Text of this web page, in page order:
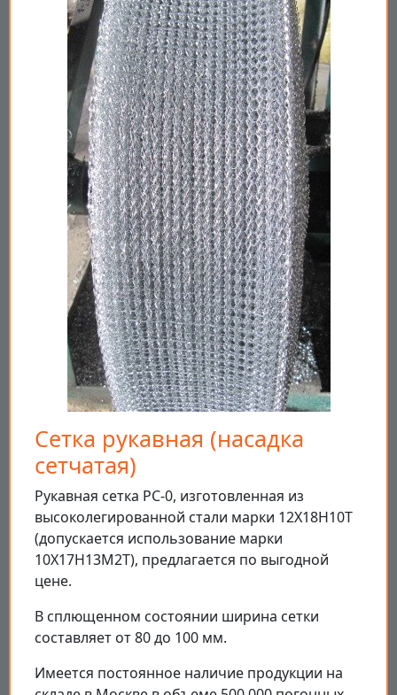
Сетка рукавная (насадка
сетчатая)
Рукавная сетка РС-0, изготовленная из
высоколегированной стали марки 12Х18Н10Т
(допускается использование марки
10Х17Н13М2Т), предлагается по выгодной
цене.
В сплющенном состоянии ширина сетки
составляет от 80 до 100 мм.
Имеется постоянное наличие продукции на